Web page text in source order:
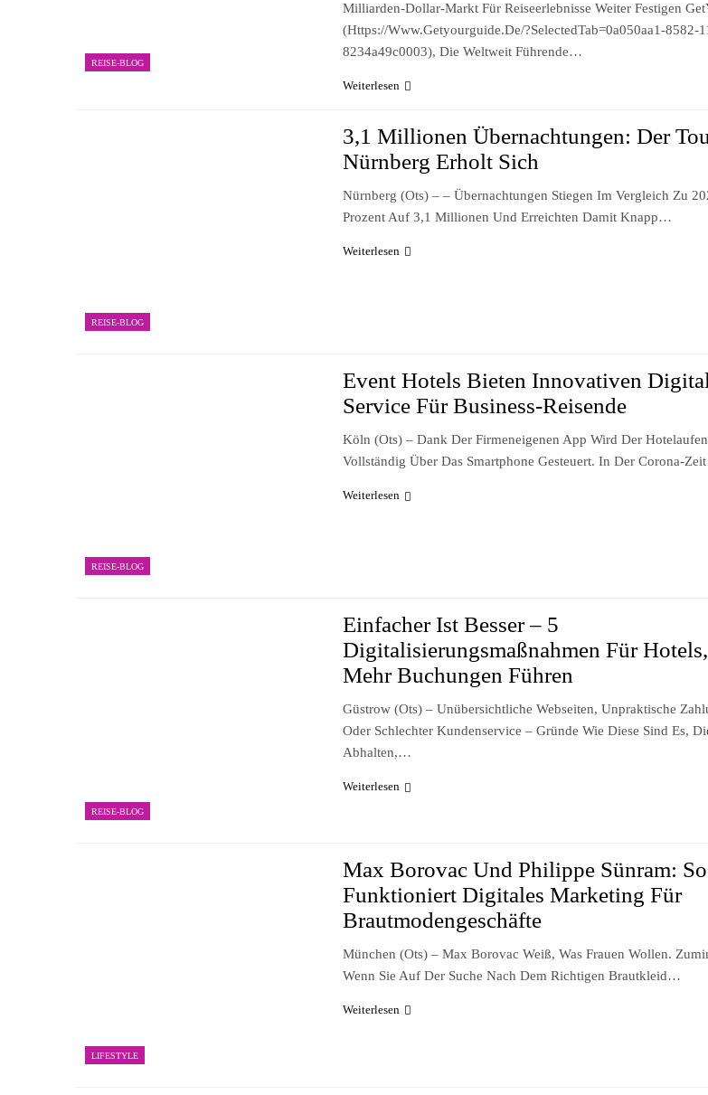
REISE-BLOG
Milliarden-Dollar-Markt Für Reiseerlebnisse Weiter Festigen
(https://www.getyourguide.de/?selectedTab=0a050aa1-8582-
8234a49c0003), Die Weltweit Führende…
Weiterlesen
REISE-BLOG
3,1 Millionen Übernachtungen: Der
Nürnberg Erholt Sich
Nürnberg (ots) – – Übernachtungen Stiegen Im Vergleich Zu
Prozent Auf 3,1 Millionen Und Erreichten Damit Knapp…
Weiterlesen
REISE-BLOG
Event Hotels Bieten Innovativen
Service Für Business-Reisende
Köln (ots) – Dank Der Firmeneigenen App Wird Der
Vollständig Über Das Smartphone Gesteuert. In Der Corona-
Weiterlesen
REISE-BLOG
Einfacher Ist Besser – 5
Digitalisierungsmaßnahmen Für
Mehr Buchungen Führen
Güstrow (ots) – Unübersichtliche Webseiten, Unpraktische
Oder Schlechter Kundenservice – Gründe Wie Diese Sind Es,
Abhalten,…
Weiterlesen
LIFESTYLE
Max Borovac Und Philippe Sünram: So
Funktioniert Digitales Marketing Für
Brautmodengeschäfte
München (ots) – Max Borovac Weiß, Was Frauen Wollen.
Wenn Sie Auf Der Suche Nach Dem Richtigen Brautkleid…
Weiterlesen